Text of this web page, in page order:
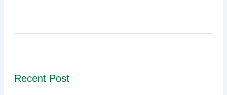
Recent Post